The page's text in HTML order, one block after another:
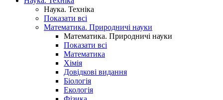
Наука. Техніка
Показати всі
Математика. Природничі науки
Математика. Природничі науки
Показати всі
Математика
Хімія
Довідкові видання
Біологія
Екологія